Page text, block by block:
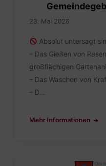
23. Mai 2026
Absolut untersagt
– Das Gießen von
großflächigen
– Das Waschen von
– D…
Mehr Informationen